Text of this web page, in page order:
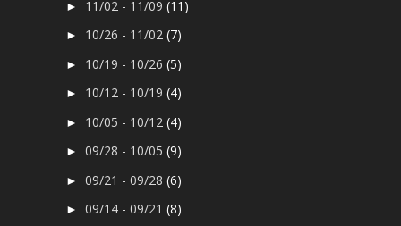
► 11/02 - 11/09(11)
► 10/26 - 11/02(7)
► 10/19 - 10/26(5)
► 10/12 - 10/19(4)
► 10/05 - 10/12(4)
►09/28 - 10/05(9)
►09/21 - 09/28(6)
►09/14 - 09/21(8)